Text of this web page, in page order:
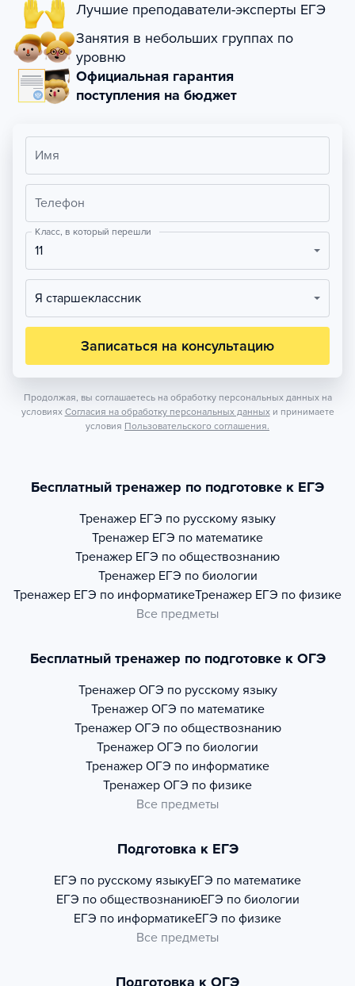
Лучшие преподаватели-эксперты ЕГЭ
Занятия в небольших группах по
уровню
Официальная гарантия
поступления на бюджет
Имя
Телефон
Класс, в который перешли
11
Я старшеклассник
Записаться на консультацию
Продолжая, вы соглашаетесь на обработку персональных данных на
условиях Согласия на обработку персональных данных и принимаете
условия Пользовательского соглашения.
Бесплатный тренажер по подготовке к ЕГЭ
Тренажер ЕГЭ по русскому языку
Тренажер ЕГЭ по математике
Тренажер ЕГЭ по обществознанию
Тренажер ЕГЭ по биологии
Тренажер ЕГЭ по информатикеТренажер ЕГЭ по физике
Все предметы
Бесплатный тренажер по подготовке к ОГЭ
Тренажер ОГЭ по русскому языку
Тренажер ОГЭ по математике
Тренажер ОГЭ по обществознанию
Тренажер ОГЭ по биологии
Тренажер ОГЭ по информатике
Тренажер ОГЭ по физике
Все предметы
Подготовка к ЕГЭ
ЕГЭ по русскому языкуЕГЭ по математике
ЕГЭ по обществознаниюЕГЭ по биологии
ЕГЭ по информатикеЕГЭ по физике
Все предметы
Подготовка к ОГЭ